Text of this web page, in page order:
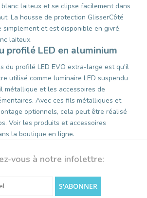
laiteux et se clipse facilement dans
La housse de protection GlisserCôté
simplement et est disponible en givré,
laiteux.
profilé LED en aluminium
du profilé LED EVO extra-large est qu'il
utilisé comme luminaire LED suspendu
métallique et les accessoires de
Avec ces fils métalliques et
optionnels, cela peut être réalisé
Voir les produits et accessoires
la boutique en ligne.
vous à notre infolettre:
S'ABONNER